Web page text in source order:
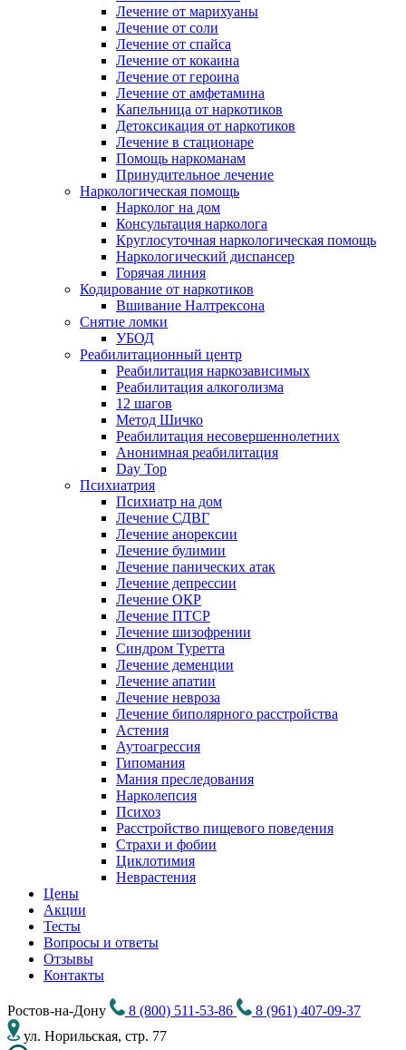
Лечение от марихуаны
Лечение от соли
Лечение от спайса
Лечение от кокаина
Лечение от героина
Лечение от амфетамина
Капельница от наркотиков
Детоксикация от наркотиков
Лечение в стационаре
Помощь наркоманам
Принудительное лечение
Наркологическая помощь
Нарколог на дом
Консультация нарколога
Круглосуточная наркологическая помощь
Наркологический диспансер
Горячая линия
Кодирование от наркотиков
Вшивание Налтрексона
Снятие ломки
УБОД
Реабилитационный центр
Реабилитация наркозависимых
Реабилитация алкоголизма
12 шагов
Метод Шичко
Реабилитация несовершеннолетних
Анонимная реабилитация
Day Top
Психиатрия
Психиатр на дом
Лечение СДВГ
Лечение анорексии
Лечение булимии
Лечение панических атак
Лечение депрессии
Лечение ОКР
Лечение ПТСР
Лечение шизофрении
Синдром Туретта
Лечение деменции
Лечение апатии
Лечение невроза
Лечение биполярного расстройства
Астения
Аутоагрессия
Гипомания
Мания преследования
Нарколепсия
Психоз
Расстройство пищевого поведения
Cтрахи и фобии
Циклотимия
Неврастения
Цены
Акции
Тесты
Вопросы и ответы
Отзывы
Контакты
Ростов-на-Дону 8 (800) 511-53-86
8 (961) 407-09-37
ул. Норильская, стр. 77